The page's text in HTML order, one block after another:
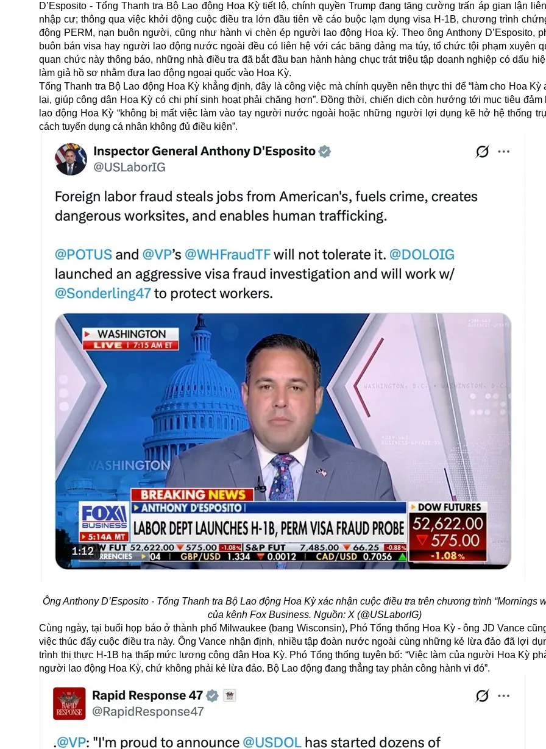
D’Esposito - Tổng Thanh tra Bộ Lao động Hoa Kỳ tiết lộ, chính quyền Trump đang tăng cường trấn áp gian lận
nhập cư; thông qua việc khởi động cuộc điều tra lớn đầu tiên về cáo buộc lạm dụng visa H-1B, chương trình
động PERM, nạn buôn người, cũng như hành vi chèn ép người lao động Hoa kỳ. Theo ông Anthony D’Esposito,
buôn bán visa hay người lao động nước ngoài đều có liên hệ với các băng đảng ma túy, tổ chức tội phạm xuyên
quan chức này thông báo, những nhà điều tra đã bắt đầu ban hành hàng chục trát triệu tập doanh nghiệp có dấu
làm giả hồ sơ nhằm đưa lao động ngoại quốc vào Hoa Kỳ.
Tổng Thanh tra Bộ Lao động Hoa Kỳ khẳng định, đây là công việc mà chính quyền nên thực thi để “làm cho Hoa Kỳ
lại, giúp công dân Hoa Kỳ có chi phí sinh hoạt phải chăng hơn”. Đồng thời, chiến dịch còn hướng tới mục tiêu
lao động Hoa Kỳ “không bị mất việc làm vào tay người nước ngoài hoặc những người lợi dụng kẽ hở hệ thống
cách tuyển dụng cá nhân không đủ điều kiện”.
Ông Anthony D’Esposito - Tổng Thanh tra Bộ Lao động Hoa Kỳ xác nhận cuộc điều tra trên chương trình “Mornings
của kênh Fox Business. Nguồn: X (@USLaborIG)
Cùng ngày, tại buổi họp báo ở thành phố Milwaukee (bang Wisconsin), Phó Tổng thống Hoa Kỳ - ông JD Vance
việc thúc đẩy cuộc điều tra này. Ông Vance nhận định, nhiều tập đoàn nước ngoài cùng những kẻ lừa đảo đã lợi
trình thị thực H-1B hạ thấp mức lương công dân Hoa Kỳ. Phó Tổng thống tuyên bố: “Việc làm của người Hoa Kỳ
người lao động Hoa Kỳ, chứ không phải kẻ lừa đảo. Bộ Lao động đang thẳng tay phản công hành vi đó”.